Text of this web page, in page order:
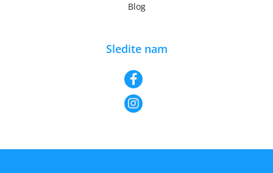
Blog
Sledite nam